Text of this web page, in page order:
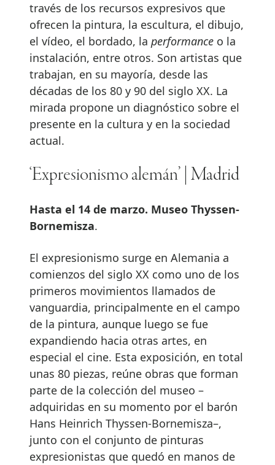
través de los recursos expresivos que
ofrecen la pintura, la escultura, el dibujo,
el vídeo, el bordado, la performance o la
instalación, entre otros. Son artistas que
trabajan, en su mayoría, desde las
décadas de los 80 y 90 del siglo XX. La
mirada propone un diagnóstico sobre el
presente en la cultura y en la sociedad
actual.
‘Expresionismo alemán’ | Madrid
Hasta el 14 de marzo. Museo Thyssen-
Bornemisza.
El expresionismo surge en Alemania a
comienzos del siglo XX como uno de los
primeros movimientos llamados de
vanguardia, principalmente en el campo
de la pintura, aunque luego se fue
expandiendo hacia otras artes, en
especial el cine. Esta exposición, en total
unas 80 piezas, reúne obras que forman
parte de la colección del museo –
adquiridas en su momento por el barón
Hans Heinrich Thyssen-Bornemisza–,
junto con el conjunto de pinturas
expresionistas que quedó en manos de